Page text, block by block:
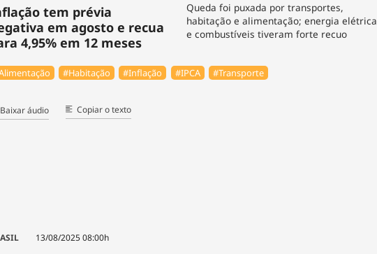
tem prévia
em agosto e recua
4,95% em 12 meses
Queda foi puxada por transportes,
habitação e alimentação; energia elétrica
e combustíveis tiveram forte recuo
#Habitação #Inflação #IPCA #Transporte
Baixar áudio Copiar o texto
13/08/2025 08:00h